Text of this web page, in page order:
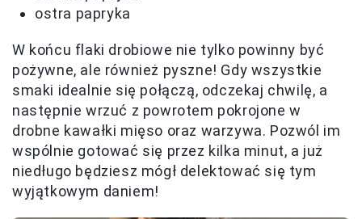
ostra papryka
W końcu flaki drobiowe nie tylko powinny być
pożywne, ale również pyszne! Gdy wszystkie
smaki idealnie się połączą, odczekaj chwilę, a
następnie wrzuć z powrotem pokrojone w
drobne kawałki mięso oraz warzywa. Pozwól im
wspólnie gotować się przez kilka minut, a już
niedługo będziesz mógł delektować się tym
wyjątkowym daniem!